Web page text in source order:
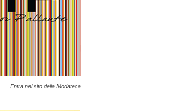
Entra nel sito della Modateca